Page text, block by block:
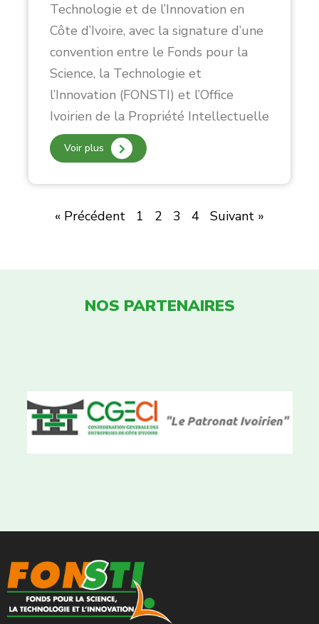
Technologie et de l’Innovation en
Côte d’Ivoire, avec la signature d’une
convention entre le Fonds pour la
Science, la Technologie et
l’Innovation (FONSTI) et l’Office
Ivoirien de la Propriété Intellectuelle
Voir plus
« Précédent 1 2 3 4 Suivant »
NOS PARTENAIRES